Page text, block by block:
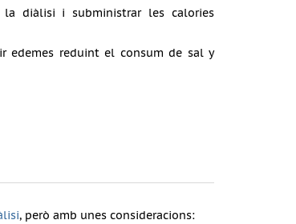
la diàlisi i subministrar les calories
edemes reduint el consum de sal y
, però amb unes consideracions: